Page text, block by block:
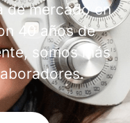
de mercado en
40 años de
somos más